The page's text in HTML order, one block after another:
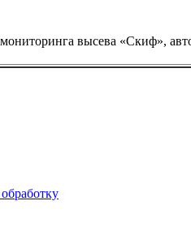
высева «Скиф»,